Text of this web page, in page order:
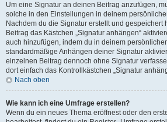
Um eine Signatur an deinen Beitrag anzufügen,
solche in den Einstellungen in deinem
Nachdem du die Signatur erstellt und gespeichert
Beitrag das Kästchen „Signatur anhängen“
auch hinzufügen, indem du in deinem
standardmäßige Anhängen deiner Signatur
einzelnen Beitrag dennoch ohne Signatur
dort einfach das Kontrollkästchen „Signatur
Nach oben
Wie kann ich eine Umfrage erstellen?
Wenn du ein neues Thema eröffnest oder den